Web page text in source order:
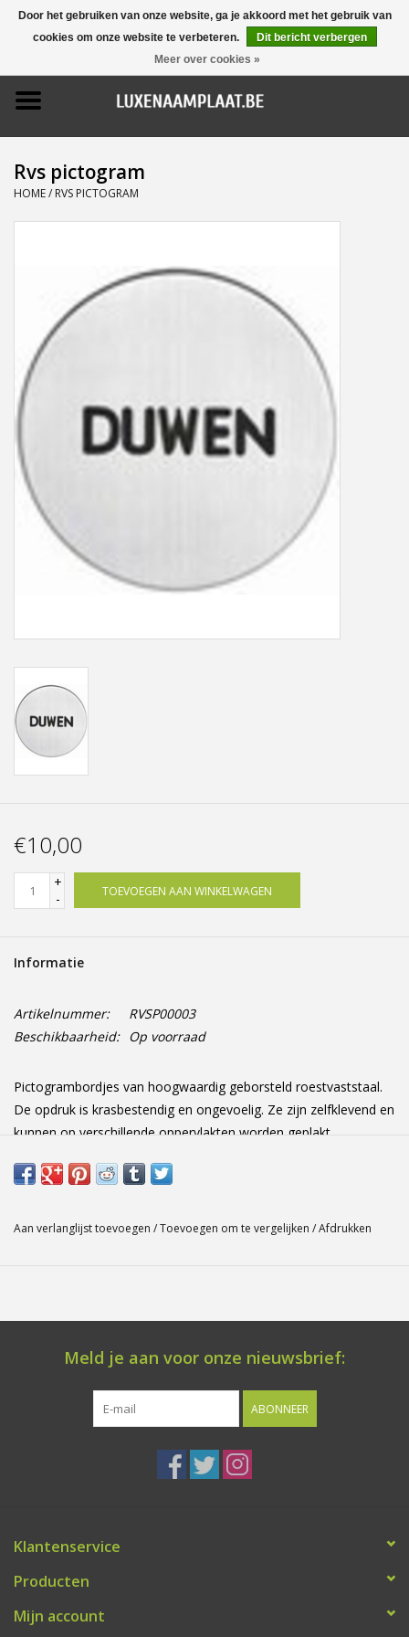
0 Artikelen - €0,00
Home
Promoties
Naamborden
Huisnummers
Pictogrammen
Brievenbussen
Freesletters
Accessoires
Bestelling op maat
Portfolio
kleuren en lettertypes
Rvs pictogram
HOME/ RVS PICTOGRAM
€10,00
+
-
TOEVOEGEN AAN WINKELWAGEN
Informatie
Artikelnummer:
RVSP00003
Beschikbaarheid: Op voorraad
Pictogrambordjes van hoogwaardig geborsteld roestvaststaal.
De opdruk is krasbestendig en ongevoelig. Ze zijn zelfklevend en
kunnen op verschillende oppervlakten worden geplakt
Aan verlanglijst toevoegen /Toevoegen om te vergelijken /Afdrukken
Meld je aan voor onze nieuwsbrief:
ABONNEER
Klantenservice
Producten
Mijn account
Door het gebruiken van onze website, ga je akkoord met het gebruik van
cookies om onze website te verbeteren.
Dit bericht verbergen
Meer over cookies »